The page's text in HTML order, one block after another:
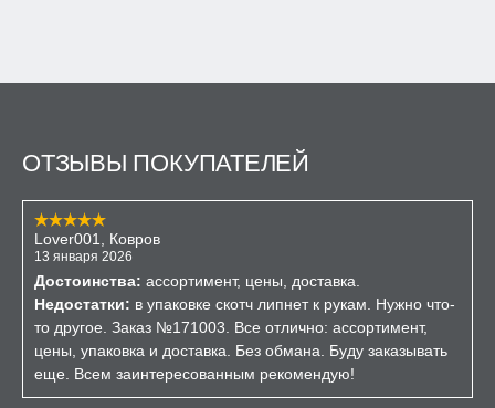
ОТЗЫВЫ ПОКУПАТЕЛЕЙ
Lover001, Ковров
13 января 2026
Достоинства: ассортимент, цены, доставка.
Недостатки: в упаковке скотч липнет к рукам. Нужно что-
то другое. Заказ №171003. Все отлично: ассортимент,
цены, упаковка и доставка. Без обмана. Буду заказывать
еще. Всем заинтересованным рекомендую!